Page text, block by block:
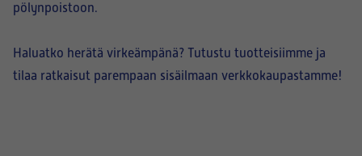
pölynpoistoon.
Haluatko herätä virkeämpänä? Tutustu tuotteisiimme ja
tilaa ratkaisut parempaan sisäilmaan verkkokaupastamme!